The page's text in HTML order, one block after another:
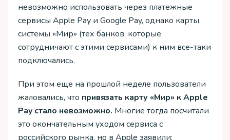
невозможно использовать через платежные
сервисы Apple Pay и Google Pay, однако карты
системы «Мир» (тех банков, которые
сотрудничают с этими сервисами) к ним все-таки
подключались.
При этом еще на прошлой неделе пользователи
жаловались, что привязать карту «Мир» к Apple
Pay стало невозможно. Многие тогда посчитали
это окончательным уходом сервиса с
российского рынка, но в Apple заявили: